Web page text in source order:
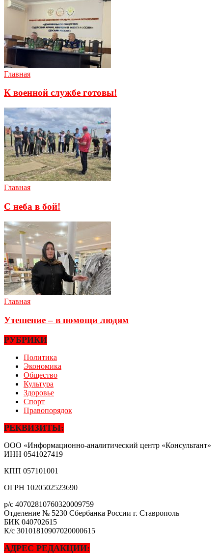
Главная
К военной службе готовы!
Главная
С неба в бой!
Главная
Утешение – в помощи людям
РУБРИКИ
Политика
Экономика
Общество
Культура
Здоровье
Спорт
Правопорядок
РЕКВИЗИТЫ:
ООО «Информационно-аналитический центр «Консультант»
ИНН 0541027419
КПП 057101001
ОГРН 1020502523690
р/с 40702810760320009759
Отделение № 5230 Сбербанка России г. Ставрополь
БИК 040702615
К/с 30101810907020000615
АДРЕС РЕДАКЦИИ: